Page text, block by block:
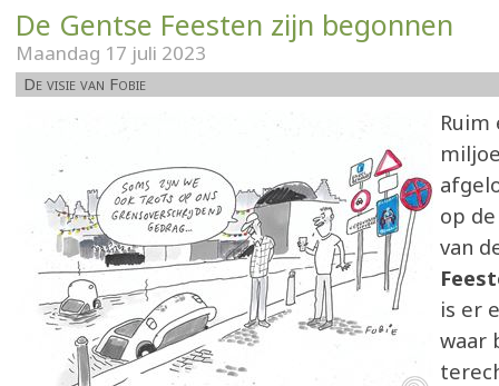
De Gentse Feesten zijn begonnen
Maandag 17 juli 2023
De visie van Fobie
Ruim
op
van
is er
waar